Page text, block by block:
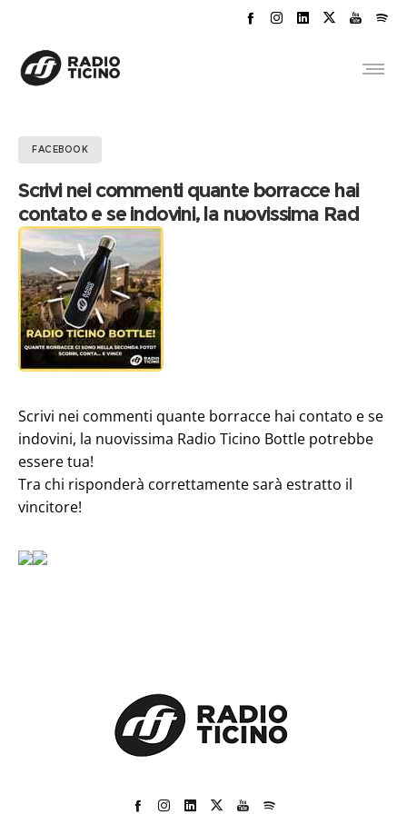
FACEBOOK
Scrivi nei commenti quante borracce hai
contato e se indovini, la nuovissima Rad
Scrivi nei commenti quante borracce hai contato e se
indovini, la nuovissima Radio Ticino Bottle potrebbe
essere tua!
Tra chi risponderà correttamente sarà estratto il
vincitore!